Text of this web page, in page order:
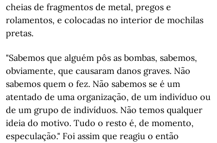
cheias de fragmentos de metal, pregos e
rolamentos, e colocadas no interior de mochilas
pretas.
"Sabemos que alguém pôs as bombas, sabemos,
obviamente, que causaram danos graves. Não
sabemos quem o fez. Não sabemos se é um
atentado de uma organização, de um indivíduo ou
de um grupo de indivíduos. Não temos qualquer
ideia do motivo. Tudo o resto é, de momento,
especulação." Foi assim que reagiu o então